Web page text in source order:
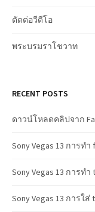
ตัดต่อวีดีโอ
พระบรมราโชวาท
RECENT POSTS
ดาวน์โหลดคลิปจาก
Sony Vegas 13 การท
Sony Vegas 13 การท
Sony Vegas 13 การใส่